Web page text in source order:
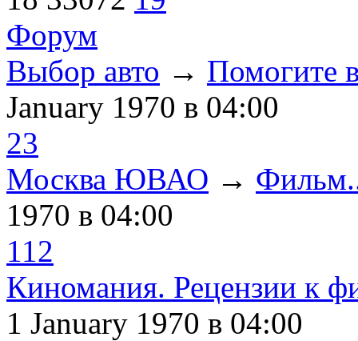
Форум
Выбор авто → Помогите
January 1970 в 04:00
23
Москва ЮВАО →
1970 в 04:00
112
Киномания. Рецензии к
1 January 1970 в 04:00